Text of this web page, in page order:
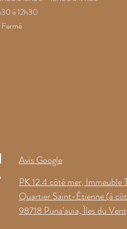
à 12h30
Avis Google
PK 12.4 côté mer, Immeuble
Quartier Saint-Étienne (à
98718 Puna'auia, Îles du